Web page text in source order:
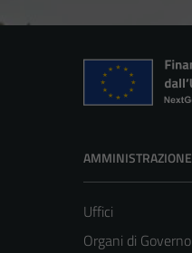
AMMINISTRAZIONE
Uffici
Organi di Governo